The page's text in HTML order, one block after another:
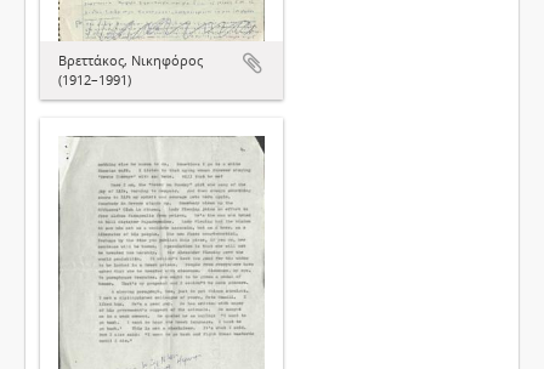
Βρεττάκος, Νικηφόρος
(1912–1991)